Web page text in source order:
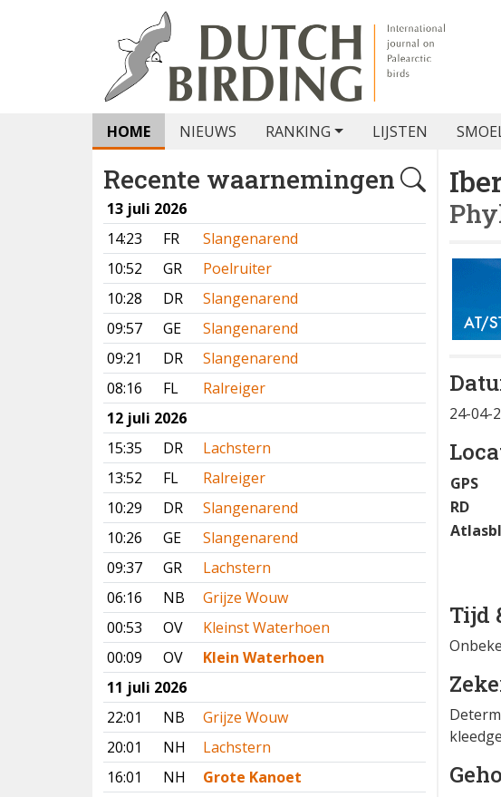
HOME NIEUWS RANKING LIJSTEN
Recente waarnemingen
13 juli 2026
14:23
FR
Slangenarend
10:52
GR
Poelruiter
10:28
DR
Slangenarend
09:57
GE
Slangenarend
09:21
DR
Slangenarend
08:16
FL
Ralreiger
12 juli 2026
15:35
DR
Lachstern
13:52
FL
Ralreiger
10:29
DR
Slangenarend
10:26
GE
Slangenarend
09:37
GR
Lachstern
06:16
NB
Grijze Wouw
00:53
OV
Kleinst Waterhoen
00:09
OV
Klein Waterhoen
11 juli 2026
22:01
NB
Grijze Wouw
20:01
NH
Lachstern
16:01
NH
Grote Kanoet
24-04-
GPS
RD
Tijd